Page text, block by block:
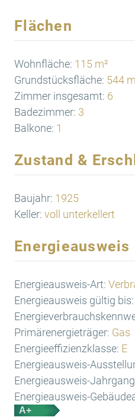
Flächen
Wohnfläche: 115 m²
Grundstücksfläche: 544
Zimmer insgesamt: 6
Badezimmer: 3
Balkone: 1
Zustand &
Baujahr: 1925
Keller: voll unterkellert
Energieausweis
Energieausweis-Art:
Energieausweis gültig bis:
Primärenergieträger: Gas
Energieeffizienzklasse: E
Energieausweis-
Energieausweis-
Energieausweis-
A+